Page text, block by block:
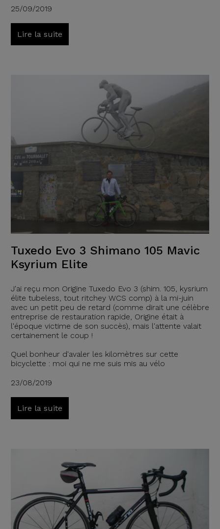
25/09/2019
Lire la suite
Tuxedo Evo 3 Shimano 105 Mavic
Ksyrium Elite
J'ai reçu mon Origine Tuxedo Evo 3 (shim. 105, kysrium
élite tubeless, tout ritchey WCS comp) à la mi-juin
avec un petit peu de retard (comme dirait une célèbre
entreprise de restauration rapide, Origine était à
l'époque victime de son succès), mais l'attente valait
certainement le coup !
Quel bonheur d'avaler les kilomètres sur cette
bicyclette : moi qui ne me suis mis au vélo
23/08/2019
Lire la suite